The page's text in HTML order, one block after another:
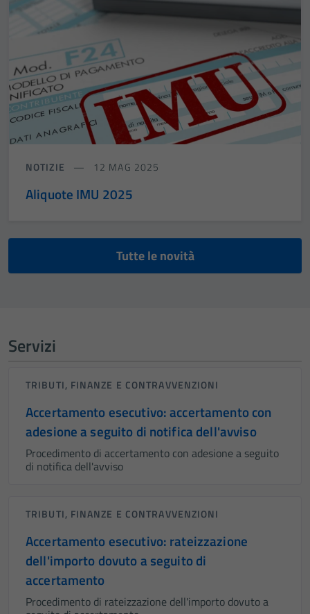
NOTIZIE 12 MAG 2025
Aliquote IMU 2025
Tutte le novità
Servizi
TRIBUTI, FINANZE E CONTRAVVENZIONI
Accertamento esecutivo: accertamento con
adesione a seguito di notifica dell'avviso
Procedimento di accertamento con adesione a seguito
di notifica dell'avviso
TRIBUTI, FINANZE E CONTRAVVENZIONI
Accertamento esecutivo: rateizzazione
dell'importo dovuto a seguito di
accertamento
Procedimento di rateizzazione dell'importo dovuto a